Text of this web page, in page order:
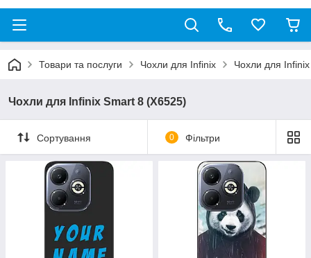
Товари та послуги Чохли для Infinix Чохли для
Чохли для Infinix Smart 8 (X6525)
Сортування 0 Фільтри